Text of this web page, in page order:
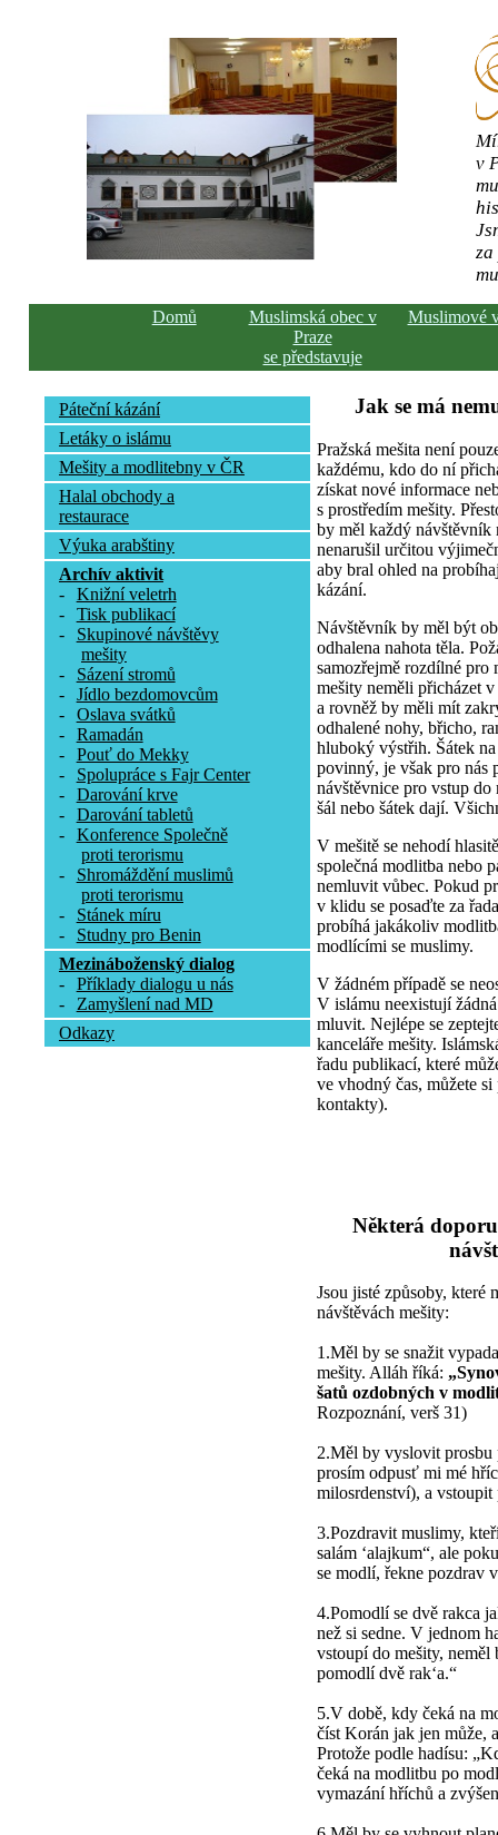
v
Domů
Muslimská obec v
Praze
se představuje
Muslimové
Páteční kázání
Letáky o islámu
Mešity a modlitebny v ČR
Halal obchody a
restaurace
Výuka arabštiny
Archív aktivit
-
Knižní veletrh
-
Tisk publikací
-
Skupinové návštěvy
mešity
-
Sázení stromů
-
Jídlo bezdomovcům
-
Oslava svátků
-
Ramadán
-
Pouť do Mekky
-
Spolupráce s Fajr Center
-
Darování krve
-
Darování tabletů
-
Konference Společně
proti terorismu
-
Shromáždění muslimů
proti terorismu
-
Stánek míru
-
Studny pro Benin
Mezináboženský dialog
-
Příklady dialogu u nás
-
Zamyšlení nad MD
Odkazy
Jak se má
Pražská mešita není
každému, kdo do ní
získat nové informace
s prostředím mešity.
by měl každý návštěvník
nenarušil určitou
aby bral ohled na
kázání.
Návštěvník by měl být
odhalena nahota těla.
samozřejmě rozdílné pro
mešity neměli přicházet
a rovněž by měli mít
odhalené nohy, břicho,
hluboký výstřih. Šátek
povinný, je však pro nás
návštěvnice pro vstup
šál nebo šátek dají.
V mešitě se nehodí
společná modlitba nebo
nemluvit vůbec. Pokud
v klidu se posaďte za
probíhá jakákoliv
modlícími se muslimy.
V žádném případě se
V islámu neexistují
mluvit. Nejlépe se
kanceláře mešity.
řadu publikací, které
ve vhodný čas, můžete
kontakty).
Některá
Jsou jisté způsoby, které
návštěvách mešity:
1.Měl by se snažit
mešity. Alláh říká:
šatů ozdobných v
Rozpoznání, verš 31)
2.Měl by vyslovit prosbu
prosím odpusť mi mé
milosrdenství), a vstoupit
3.Pozdravit muslimy,
salám ‘alajkum“, ale
se modlí, řekne pozdrav
4.Pomodlí se dvě rakca
než si sedne. V jednom
vstoupí do mešity, neměl
pomodlí dvě rak‘a.“
5.V době, kdy čeká na
číst Korán jak jen může,
Protože podle hadísu:
čeká na modlitbu po
vymazání hříchů a